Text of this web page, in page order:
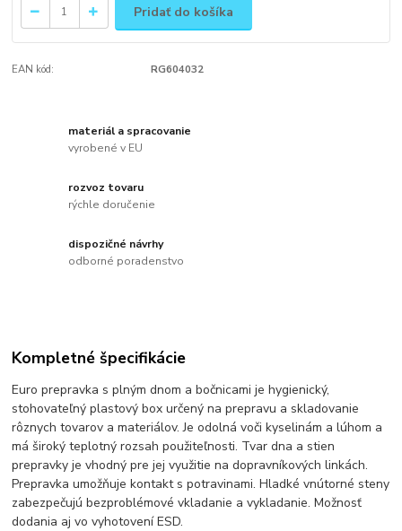
Pridať do košíka
EAN kód: RG604032
materiál a spracovanie
vyrobené v EU
rozvoz tovaru
rýchle doručenie
dispozičné návrhy
odborné poradenstvo
Kompletné špecifikácie
Euro prepravka s plným dnom a bočnicami je hygienický,
stohovateľný plastový box určený na prepravu a skladovanie
rôznych tovarov a materiálov. Je odolná voči kyselinám a lúhom a
má široký teplotný rozsah použiteľnosti. Tvar dna a stien
prepravky je vhodný pre jej využitie na dopravníkových linkách.
Prepravka umožňuje kontakt s potravinami. Hladké vnútorné steny
zabezpečujú bezproblémové vkladanie a vykladanie. Možnosť
dodania aj vo vyhotovení ESD.